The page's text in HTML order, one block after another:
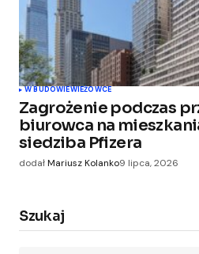
W BUDOWIEWIEŻOWCE
Zagrożenie podczas
biurowca na
siedziba Pfizera
dodałMariusz Kolanko9 lipca, 2026
Szukaj